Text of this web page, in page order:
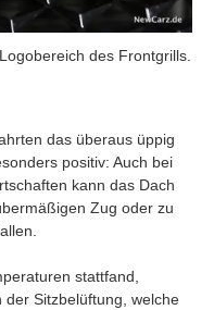
des Frontgrills.
das überaus üppig
positiv: Auch bei
kann das Dach
Zug oder zu
stattfand,
Sitzbelüftung, welche